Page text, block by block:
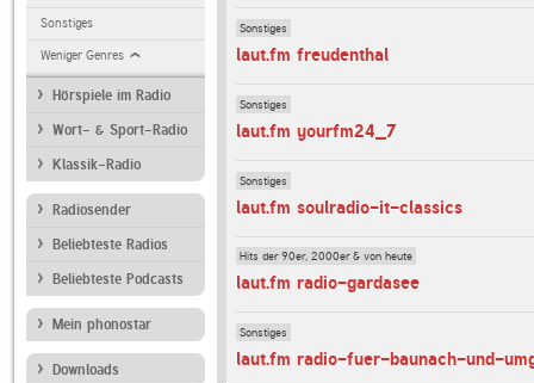
Sonstiges
Weniger Genres
Hörspiele im Radio
Wort- & Sport-Radio
Klassik-Radio
Radiosender
Beliebteste Radios
Beliebteste Podcasts
Mein phonostar
Downloads
Sonstiges
laut.fm freudenthal
Sonstiges
laut.fm yourfm24_7
Sonstiges
laut.fm soulradio-it-classics
Hits der 90er, 2000er & von heute
laut.fm radio-gardasee
Sonstiges
laut.fm radio-fuer-baunach-und-